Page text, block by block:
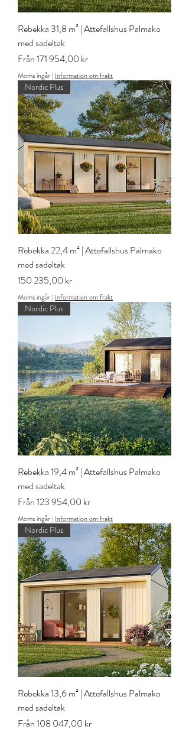
Rebekka 31,8 m² | Attefallshus Palmako
med sadeltak
Från171 954,00 kr
Reapris
Moms ingår | Information om frakt
Nordic Plus
Rebekka 22,4 m² | Attefallshus Palmako
med sadeltak
Pris
150 235,00 kr
Moms ingår | Information om frakt
Nordic Plus
Rebekka 19,4 m² | Attefallshus Palmako
med sadeltak
Från123 954,00 kr
Reapris
Moms ingår | Information om frakt
Nordic Plus
Rebekka 13,6 m² | Attefallshus Palmako
med sadeltak
Från108 047,00 kr
Reapris